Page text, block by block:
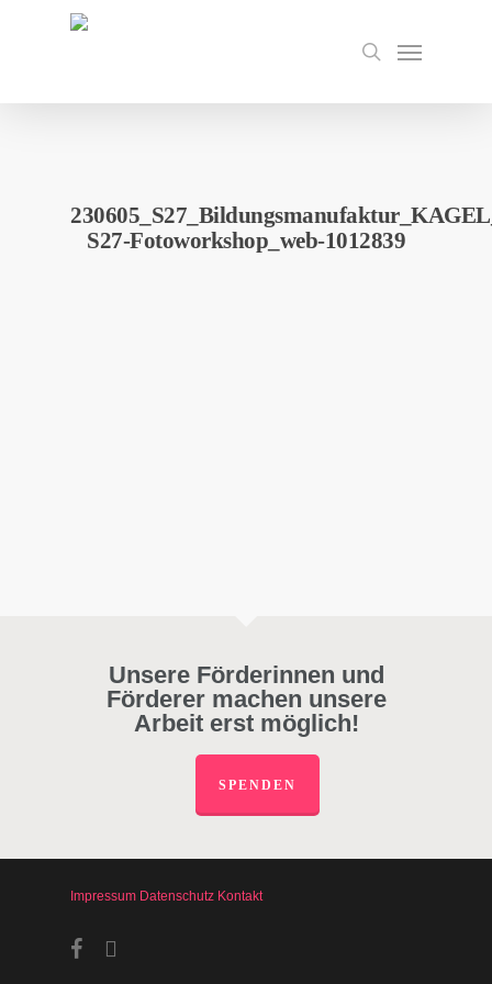
search
Menu
S27-Fotoworkshop_web-1012839
Unsere Förderinnen und
Förderer machen unsere
Arbeit erst möglich!
SPENDEN
Impressum Datenschutz Kontakt
facebookinstagram